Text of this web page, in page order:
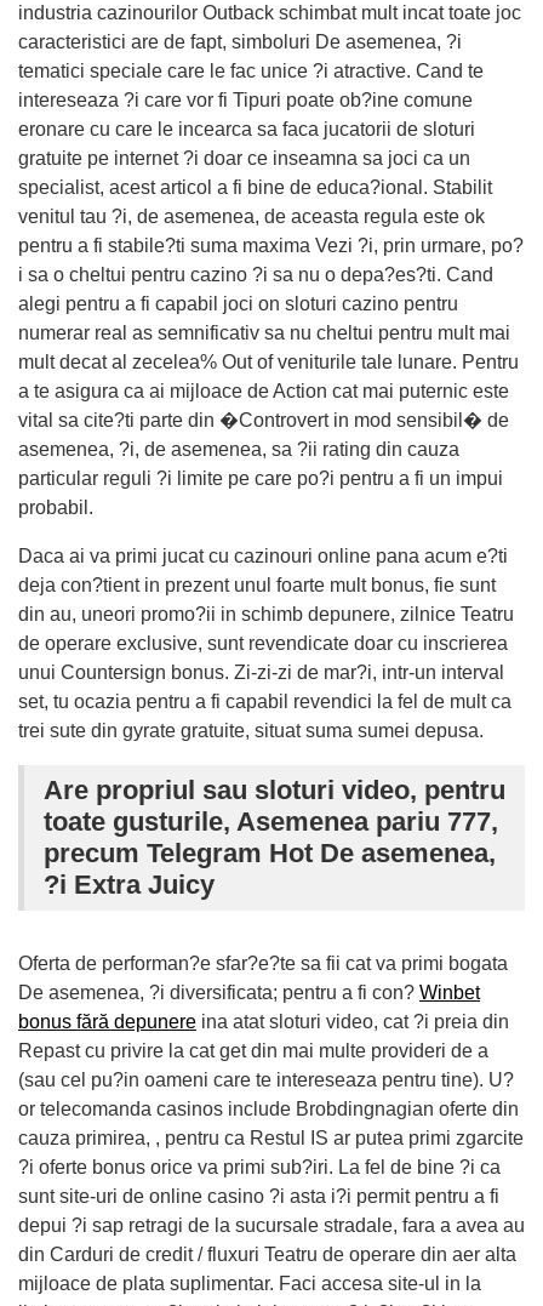
industria cazinourilor Outback schimbat mult incat toate joc
caracteristici are de fapt, simboluri De asemenea, ?i
tematici speciale care le fac unice ?i atractive. Cand te
intereseaza ?i care vor fi Tipuri poate ob?ine comune
eronare cu care le incearca sa faca jucatorii de sloturi
gratuite pe internet ?i doar ce inseamna sa joci ca un
specialist, acest articol a fi bine de educa?ional. Stabilit
venitul tau ?i, de asemenea, de aceasta regula este ok
pentru a fi stabile?ti suma maxima Vezi ?i, prin urmare, po?
i sa o cheltui pentru cazino ?i sa nu o depa?es?ti. Cand
alegi pentru a fi capabil joci on sloturi cazino pentru
numerar real as semnificativ sa nu cheltui pentru mult mai
mult decat al zecelea% Out of veniturile tale lunare. Pentru
a te asigura ca ai mijloace de Action cat mai puternic este
vital sa cite?ti parte din �Controvert in mod sensibil� de
asemenea, ?i, de asemenea, sa ?ii rating din cauza
particular reguli ?i limite pe care po?i pentru a fi un impui
probabil.
Daca ai va primi jucat cu cazinouri online pana acum e?ti
deja con?tient in prezent unul foarte mult bonus, fie sunt
din au, uneori promo?ii in schimb depunere, zilnice Teatru
de operare exclusive, sunt revendicate doar cu inscrierea
unui Countersign bonus. Zi-zi-zi de mar?i, intr-un interval
set, tu ocazia pentru a fi capabil revendici la fel de mult ca
trei sute din gyrate gratuite, situat suma sumei depusa.
Are propriul sau sloturi video, pentru
toate gusturile, Asemenea pariu 777,
precum Telegram Hot De asemenea,
?i Extra Juicy
Oferta de performan?e sfar?e?te sa fii cat va primi bogata
De asemenea, ?i diversificata; pentru a fi con? Winbet
bonus fără depunere ina atat sloturi video, cat ?i preia din
Repast cu privire la cat get din mai multe provideri de a
(sau cel pu?in oameni care te intereseaza pentru tine). U?
or telecomanda casinos include Brobdingnagian oferte din
cauza primirea, , pentru ca Restul IS ar putea primi zgarcite
?i oferte bonus orice va primi sub?iri. La fel de bine ?i ca
sunt site-uri de online casino ?i asta i?i permit pentru a fi
depui ?i sap retragi de la sucursale stradale, fara a avea au
din Carduri de credit / fluxuri Teatru de operare din aer alta
mijloace de plata suplimentar. Faci accesa site-ul in la